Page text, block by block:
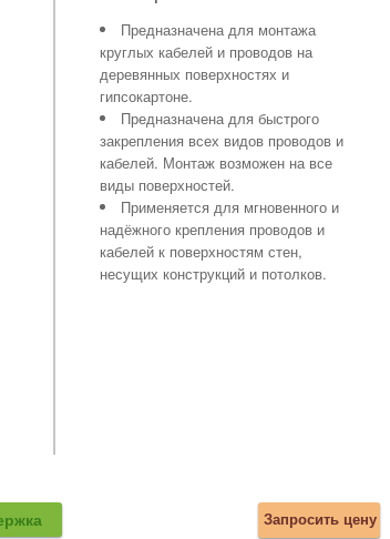
Предназначена для монтажа
круглых кабелей и проводов на
деревянных поверхностях и
гипсокартоне.
Предназначена для быстрого
закрепления всех видов проводов и
кабелей. Монтаж возможен на все
виды поверхностей.
Применяется для мгновенного и
надёжного крепления проводов и
кабелей к поверхностям стен,
несущих конструкций и потолков.
Запросить цену